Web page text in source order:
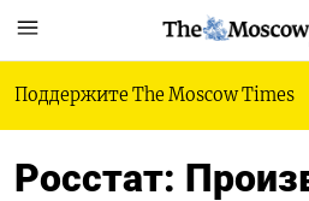
Поддержите The Moscow Times
Росстат: